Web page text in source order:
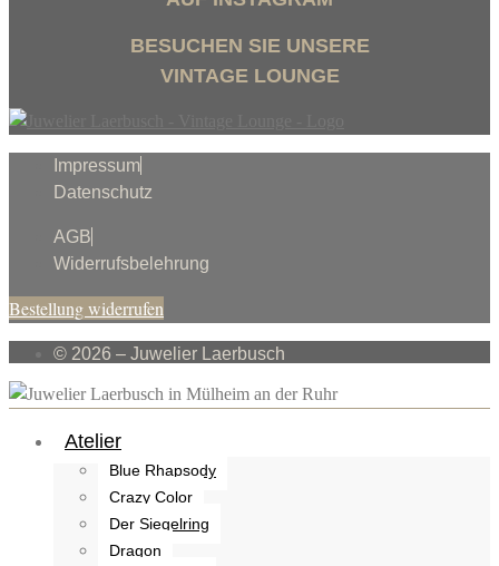
BESUCHEN SIE UNSERE
VINTAGE LOUNGE
Impressum
Datenschutz
AGB
Widerrufsbelehrung
Bestellung widerrufen
© 2026 – Juwelier Laerbusch
Atelier
Blue Rhapsody
Crazy Color
Der Siegelring
Dragon